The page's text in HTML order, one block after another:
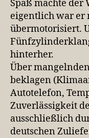
Spaß machte der
eigentlich war er
übermotorisiert.
hinterher.
Über
beklagen
Autotelefon,
Zuverlässigkeit
ausschließlich
deutschen